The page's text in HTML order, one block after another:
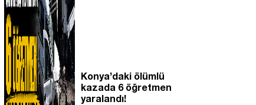
Konya’daki ölümlü
kazada 6 öğretmen
yaralandı!